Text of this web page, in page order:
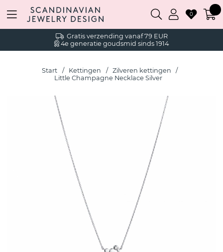
Gratis verzending vanaf 79 EUR
4e generatie goudsmid sinds 1914
0
Start Kettingen
Zilveren kettingen
Little Champagne Necklace Silver